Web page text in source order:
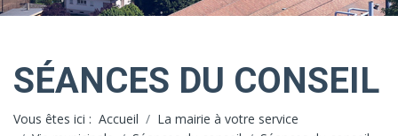
SÉANCES DU CONSEIL
Vous êtes ici : Accueil
La mairie à votre service